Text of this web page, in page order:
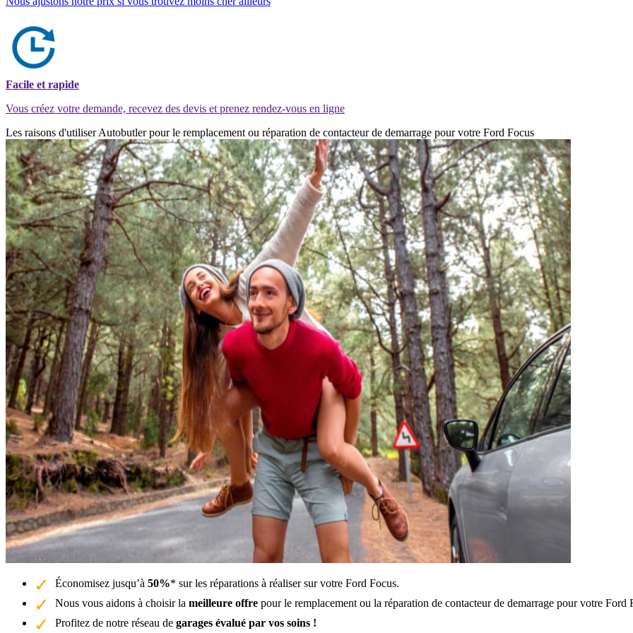
Facile et rapide
Vous créez votre demande, recevez des devis et prenez rendez-vous en ligne
Les raisons d'utiliser Autobutler pour le remplacement ou réparation de contacteur de demarrage pour votre Ford Focus
Économisez jusqu’à 50%* sur les réparations à réaliser sur votre Ford Focus.
Nous vous aidons à choisir la meilleure offre pour le remplacement ou la réparation de contacteur de demarrage pour votre Ford
Profitez de notre réseau de garages évalué par vos soins !